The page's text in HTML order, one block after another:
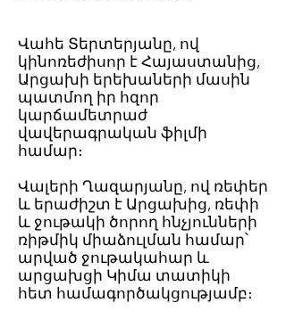
Վահե Տերտերյանը, ով
կինոռեժիսոր է Հայաստանից,
Արցախի երեխաների մասին
պատմող իր հզոր
կարճամետրաժ
վավերագրական ֆիլմի
համար։
Վալերի Ղազարյանը, ով ռեփեր
և երաժիշտ է Արցախից, ռեփի
և ջութակի ծորող հնչյունների
ռիթմիկ միաձուլման համար՝
արված ջութակահար և
արցախցի Կիմա տատիկի
հետ համագործակցությամբ։